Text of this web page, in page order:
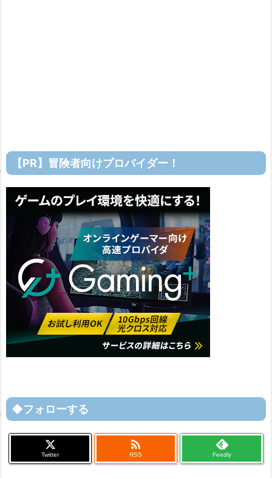
【PR】冒険者向けプロバイダー！
◆フォローする
Twitter

RSS Feedly